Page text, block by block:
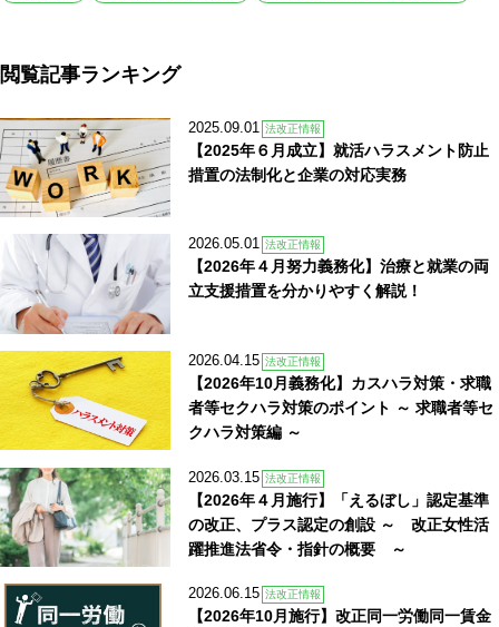
閲覧記事ランキング
2025.09.01 法改正情報
【2025年６月成立】就活ハラスメント防止
措置の法制化と企業の対応実務
2026.05.01 法改正情報
【2026年４月努力義務化】治療と就業の両
立支援措置を分かりやすく解説！
2026.04.15 法改正情報
【2026年10月義務化】カスハラ対策・求職
者等セクハラ対策のポイント ～ 求職者等セ
クハラ対策編 ～
2026.03.15 法改正情報
【2026年４月施行】「えるぼし」認定基準
の改正、プラス認定の創設 ～ 改正女性活
躍推進法省令・指針の概要 ～
2026.06.15 法改正情報
【2026年10月施行】改正同一労働同一賃金